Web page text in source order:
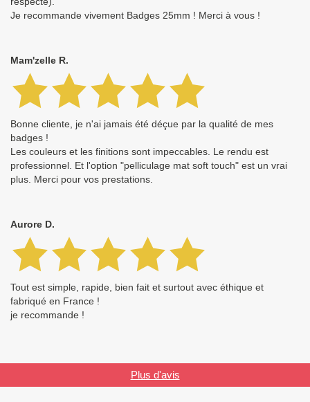
Je recommande vivement Badges 25mm ! Merci à vous !
Mam'zelle R.
Bonne cliente, je n'ai jamais été déçue par la qualité de mes
badges !
Les couleurs et les finitions sont impeccables. Le rendu est
professionnel. Et l'option "pelliculage mat soft touch" est un vrai
plus. Merci pour vos prestations.
Aurore D.
Tout est simple, rapide, bien fait et surtout avec éthique et
fabriqué en France !
je recommande !
Plus d'avis